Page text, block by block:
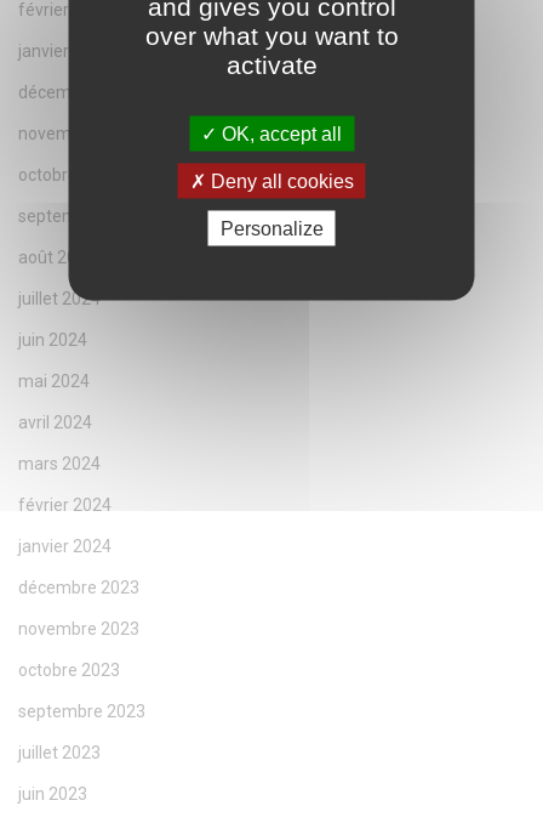
février 2025
janvier 2025
décembre 2024
novembre 2024
octobre 2024
septembre 2024
août 2024
juillet 2024
juin 2024
mai 2024
avril 2024
mars 2024
février 2024
janvier 2024
décembre 2023
novembre 2023
octobre 2023
septembre 2023
juillet 2023
juin 2023
over what you want to
activate
OK, accept all
Deny all cookies
Personalize